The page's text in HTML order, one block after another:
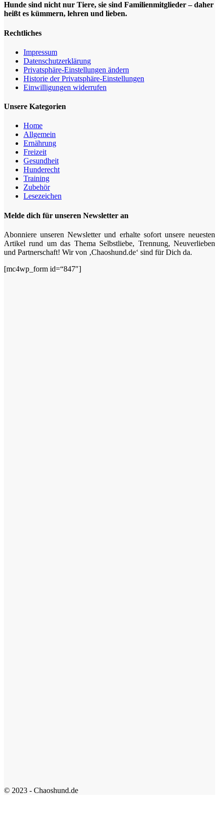
Hunde sind nicht nur Tiere, sie sind Familienmitglieder – daher
heißt es kümmern, lehren und lieben.
Rechtliches
Impressum
Datenschutz­erklärung
Privatsphäre-Einstellungen ändern
Historie der Privatsphäre-Einstellungen
Einwilligungen widerrufen
Unsere Kategorien
Home
Allgemein
Ernährung
Freizeit
Gesundheit
Hunderecht
Training
Zubehör
Lesezeichen
Melde dich für unseren Newsletter an
Abonniere unseren Newsletter und erhalte sofort unsere neuesten
Artikel rund um das Thema Selbstliebe, Trennung, Neuverlieben
und Partnerschaft! Wir von ‚Chaoshund.de‘ sind für Dich da.
[mc4wp_form id=“847″]
© 2023 - Chaoshund.de